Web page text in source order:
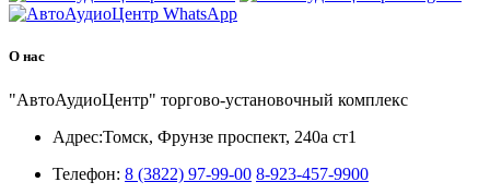
О нас
"АвтоАудиоЦентр" торгово-установочный комплекс
Адрес:Томск, Фрунзе проспект, 240а ст1
Телефон: 8 (3822) 97-99-00 8-923-457-9900